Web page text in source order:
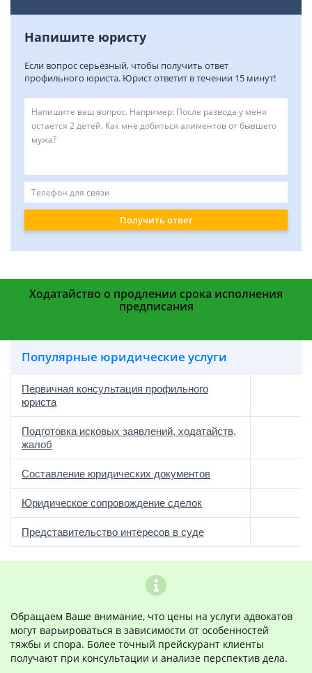
Напишите юристу
Если вопрос серьёзный, чтобы получить ответ
профильного юриста. Юрист ответит в течении 15 минут!
Получить ответ
Ходатайство о продлении срока исполнения
предписания
Популярные юридические услуги
Первичная консультация профильного
юриста
Подготовка исковых заявлений, ходатайств,
жалоб
Составление юридических документов
Юридическое сопровождение сделок
Представительство интересов в суде
Обращаем Ваше внимание, что цены на услуги адвокатов
могут варьироваться в зависимости от особенностей
тяжбы и спора. Более точный прейскурант клиенты
получают при консультации и анализе перспектив дела.